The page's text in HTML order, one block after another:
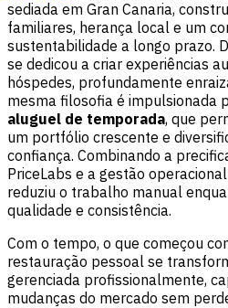
sediada em Gran Canaria,
familiares, herança local e um
sustentabilidade a longo prazo.
se dedicou a criar experiências
hóspedes, profundamente
mesma filosofia é impulsionada
aluguel de temporada, que
um portfólio crescente e
confiança. Combinando a
PriceLabs e a gestão
reduziu o trabalho manual
qualidade e consistência.
Com o tempo, o que começou
restauração pessoal se
gerenciada profissionalmente,
mudanças do mercado sem